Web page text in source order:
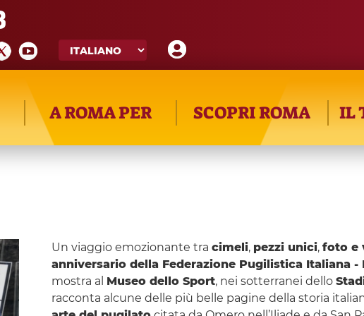
A ROMA PER SCOPRI ROMA IL
Un viaggio emozionante tra cimeli, pezzi unici, foto e
anniversario della Federazione Pugilistica Italiana -
mostra al Museo dello Sport, nei sotterranei dello
racconta alcune delle più belle pagine della storia